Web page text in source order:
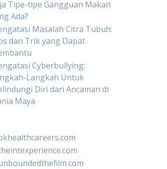
Tipe-tipe Gangguan Makan
Ada?
Masalah Citra Tubuh:
dan Trik yang Dapat
Cyberbullying:
Langkah Untuk
Diri dari Ancaman di
Maya